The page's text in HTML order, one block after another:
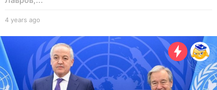
4 years ago
e
a
r
s
a